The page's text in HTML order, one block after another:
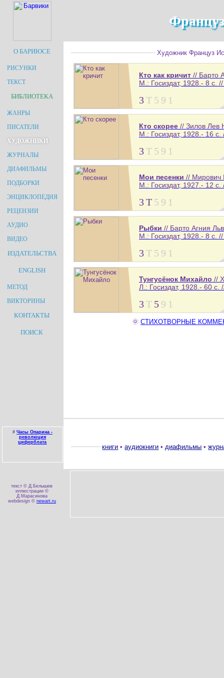
О БАРИЮСЕ
РИСУНКИ
ТЕКСТ
БИБЛИОТЕКА
ЖАНРЫ
ПИСАТЕЛИ
ХУДОЖНИКИ
ЖУРНАЛЫ
ДИАФИЛЬМЫ
ПОДБОРКИ
ЭНЦИКЛОПЕДИЯ
РЕЦЕНЗИИ
АУДИО
ВИДЕО
ИЗДАТЕЛЬСТВА
ENGLISH
МЕТОД
ВИКТОРИНЫ
КОНТАКТЫ
ПОИСК
Художник Француз
Кто как кричит // Барто
М.: Госиздат, 1928.- 8 с.
3Т 5 9 1
Кто скорее // Зилов Лев
М.: Госиздат, 1928.- 16
3Т 5 9 1
Мои песенки // Мирович
М.: Госиздат, 1927.- 12
3Т 5 9 1
Рыбки // Барто Агния
М.: Госиздат, 1928.- 8 с.
3Т 5 9 1
Тунгусёнок Михайло //
Л.: Госиздат, 1928.- 60 с.
3Т 5 9 1
🌞 СТИХОТВОРНЫЕ
# Часы Опарина -
революция
циферблата
книги •аудиокниги •диафильмы •
текст © Д.Белышев
иллюстрации ©
Д.Марасинова
webdesign © newart.ru